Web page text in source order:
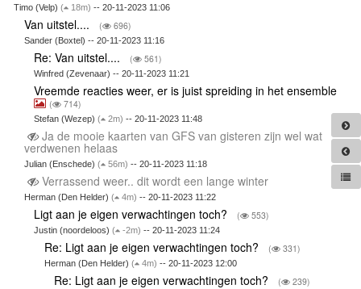
Timo (Velp) ( 18m) -- 20-11-2023 11:06
Van uitstel.... ( 696)
Sander (Boxtel) -- 20-11-2023 11:16
Re: Van uitstel.... ( 561)
Winfred (Zevenaar) -- 20-11-2023 11:21
Vreemde reacties weer, er is juist spreiding in het ensemble
( 714)
Stefan (Wezep)( 2m) -- 20-11-2023 11:48
Ja de mooie kaarten van GFS van gisteren zijn wel wat
verdwenen helaas
Julian (Enschede) ( 56m) -- 20-11-2023 11:18
Verrassend weer.. dit wordt een lange winter
Herman (Den Helder) ( 4m) -- 20-11-2023 11:22
Ligt aan je eigen verwachtingen toch? ( 553)
Justin (noordeloos)( -2m) -- 20-11-2023 11:24
Re: Ligt aan je eigen verwachtingen toch? ( 331)
Herman (Den Helder) ( 4m) -- 20-11-2023 12:00
Re: Ligt aan je eigen verwachtingen toch? ( 239)